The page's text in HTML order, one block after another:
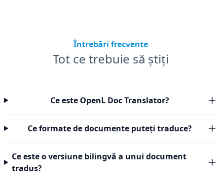
Întrebări frecvente
Tot ce trebuie să știți
Ce este OpenL Doc Translator?
Ce formate de documente puteți traduce?
Ce este o versiune bilingvă a unui document
tradus?